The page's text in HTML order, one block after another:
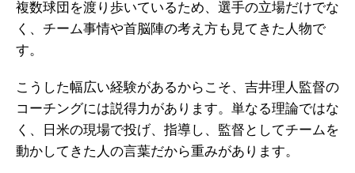
複数球団を渡り歩いているため、選手の立場だけでな
く、チーム事情や首脳陣の考え方も見てきた人物で
す。
こうした幅広い経験があるからこそ、吉井理人監督の
コーチングには説得力があります。単なる理論ではな
く、日米の現場で投げ、指導し、監督としてチームを
動かしてきた人の言葉だから重みがあります。